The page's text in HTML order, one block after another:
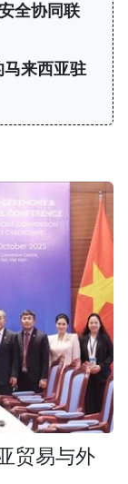
全协同联
来西亚驻
贸易与外